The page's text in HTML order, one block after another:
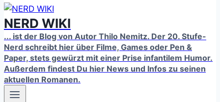
NERD WIKI
... ist der Blog von Autor Thilo Nemitz. Der 20. Stufe-
Nerd schreibt hier über Filme, Games oder Pen &
Paper, stets gewürzt mit einer Prise infantilem Humor.
Außerdem findest Du hier News und Infos zu seinen
aktuellen Romanen.